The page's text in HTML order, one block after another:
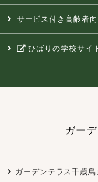
サービス付き高齢者
ひばりの学校サイ
ガー
ガーデンテラス千歳烏